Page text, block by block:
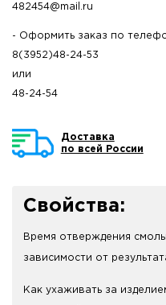
482454@mail.ru
- Оформить заказ по
8(3952)48-24-53
или
48-24-54
Доставка
по всей России
Свойства:
Время отверждения
зависимости от
Как ухаживать за